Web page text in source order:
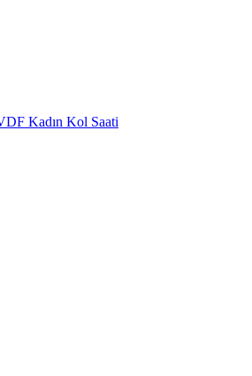
Kadın Kol Saati